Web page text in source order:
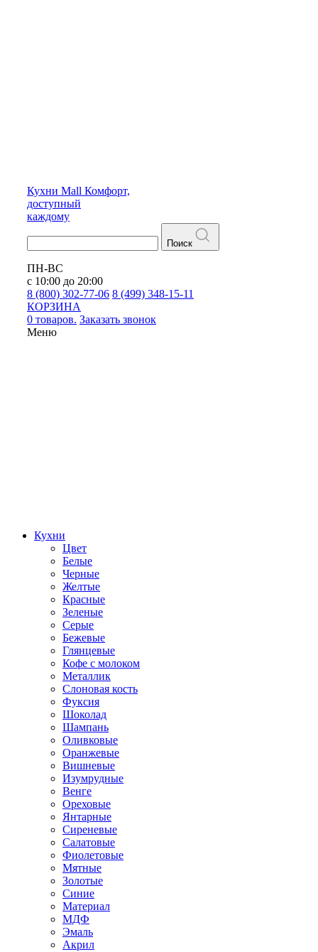
Кухни Mall Комфорт,
доступный
каждому
Поиск
ПН-ВС
с 10:00 до 20:00
8 (800) 302-77-06 8 (499) 348-15-11
КОРЗИНА
0 товаров. Заказать звонок
Меню
Кухни
Цвет
Белые
Черные
Желтые
Красные
Зеленые
Серые
Бежевые
Глянцевые
Кофе с молоком
Металлик
Слоновая кость
Фуксия
Шоколад
Шампань
Оливковые
Оранжевые
Вишневые
Изумрудные
Венге
Ореховые
Янтарные
Сиреневые
Салатовые
Фиолетовые
Мятные
Золотые
Синие
Материал
МДФ
Эмаль
Акрил